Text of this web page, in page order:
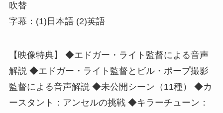
吹替
字幕：(1)日本語 (2)英語
【映像特典】 ◆エドガー・ライト監督による音声
解説 ◆エドガー・ライト監督とビル・ポープ撮影
監督による音声解説 ◆未公開シーン（11種） ◆カ
ースタント：アンセルの挑戦 ◆キラーチューン：